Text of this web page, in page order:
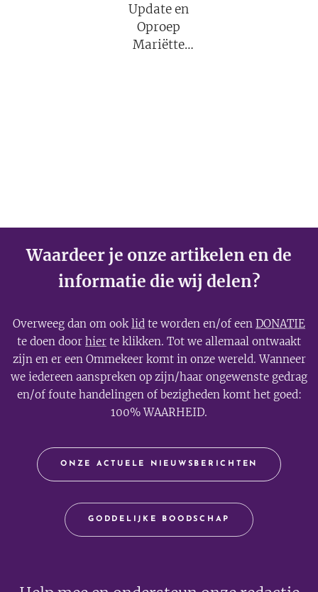
Update en
Oproep
Mariëtte
Waardeer je onze artikelen en de
informatie die wij delen?
Overweeg dan om ooklid te worden en/of een DONATIE
te doen door hier te klikken. Tot we allemaal ontwaakt
zijn en er een Ommekeer komt in onze wereld. Wanneer
we iedereen aanspreken op zijn/haar ongewenste gedrag
en/of foute handelingen of bezigheden komt het goed:
100% WAARHEID.
ONZE ACTUELE NIEUWSBERICHTEN
GODDELIJKE BOODSCHAP